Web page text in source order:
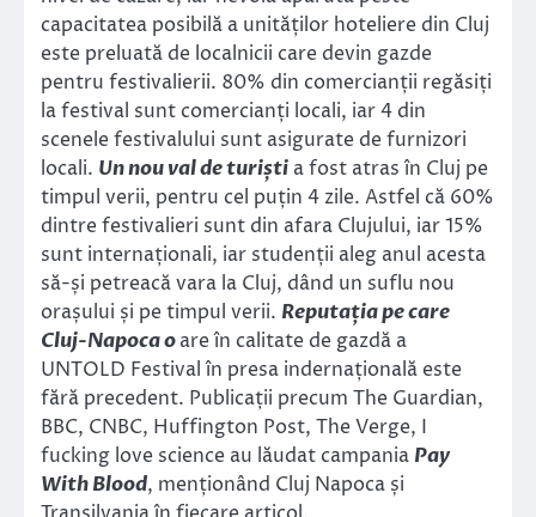
capacitatea posibilă a unităților hoteliere din Cluj
este preluată de localnicii care devin gazde
pentru festivalierii. 80% din comercianții regăsiți
la festival sunt comercianți locali, iar 4 din
scenele festivalului sunt asigurate de furnizori
locali. Un nou val de turiști a fost atras în Cluj pe
timpul verii, pentru cel puțin 4 zile. Astfel că 60%
dintre festivalieri sunt din afara Clujului, iar 15%
sunt internaționali, iar studenții aleg anul acesta
să-și petreacă vara la Cluj, dând un suflu nou
orașului și pe timpul verii. Reputația pe care
Cluj-Napoca oare în calitate de gazdă a
UNTOLD Festival în presa indernațională este
fără precedent. Publicații precum The Guardian,
BBC, CNBC, Huffington Post, The Verge, I
fucking love science au lăudat campania Pay
With Blood, menționând Cluj Napoca și